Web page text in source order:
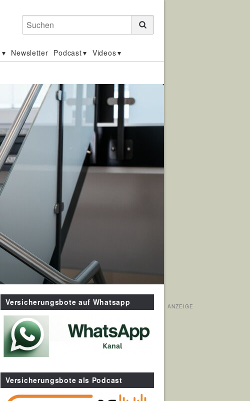
Suchen
Newsletter Podcast Videos
Versicherungsbote auf Whatsapp
Versicherungsbote als Podcast
ANZEIGE